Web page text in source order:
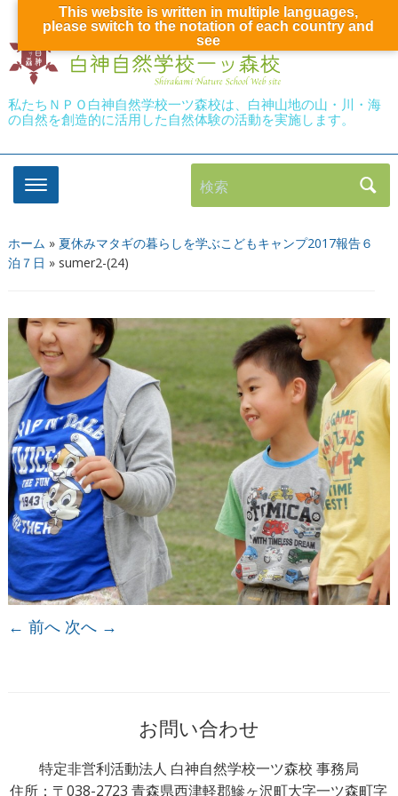
私たちＮＰＯ白神自然学校一ツ森校は、白神山地の山・川・海
の自然を創造的に活用した自然体験の活動を実施します。
検索
ホーム » 夏休みマタギの暮らしを学ぶこどもキャンプ2017報告６
泊７日 » sumer2-(24)
← 前へ 次へ →
お問い合わせ
特定非営利活動法人 白神自然学校一ツ森校 事務局
住所：〒038-2723 青森県西津軽郡鰺ヶ沢町大字一ツ森町字
This website is written in multiple languages,
please switch to the notation of each country and
see